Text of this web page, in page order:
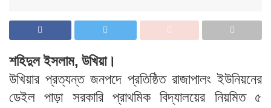
শহিদুল ইসলাম, উখিয়া।
উখিয়ার প্রত্যন্ত জনপদে প্রতিষ্ঠিত রাজাপালং ইউনিয়নের
ডেইল পাড়া সরকারি প্রাথমিক বিদ্যালয়ের নিয়মিত ৫